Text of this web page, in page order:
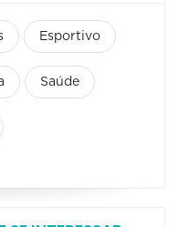
Esportivo
Saúde